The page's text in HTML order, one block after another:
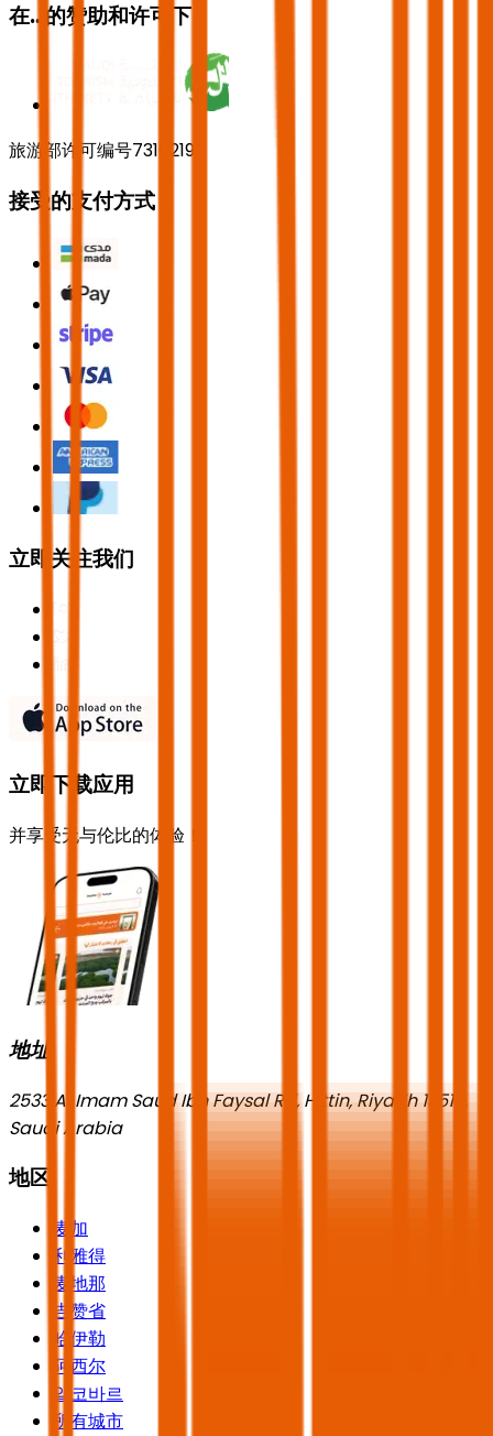
在…的赞助和许可下
旅游部许可编号73102191
接受的支付方式
立即关注我们
立即下载应用
并享受无与伦比的体验！
地址
2533 Al Imam Saud Ibn Faysal Rd, Hittin, Riyadh 13518,
Saudi Arabia
地区
麦加
利雅得
麦地那
吉赞省
哈伊勒
阿西尔
알코바르
所有城市